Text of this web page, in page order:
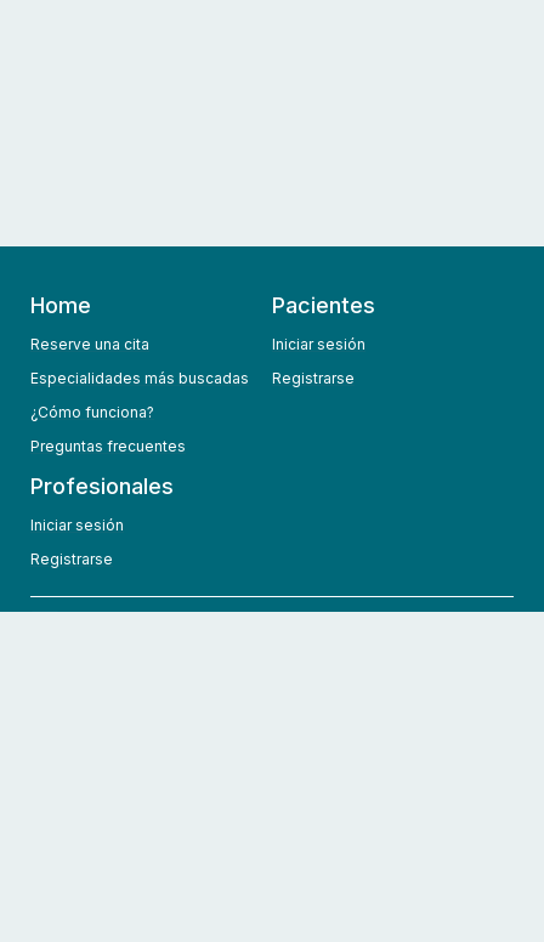
Home
Reserve una cita
Especialidades más buscadas
¿Cómo funciona?
Preguntas frecuentes
Pacientes
Iniciar sesión
Registrarse
Profesionales
Iniciar sesión
Registrarse